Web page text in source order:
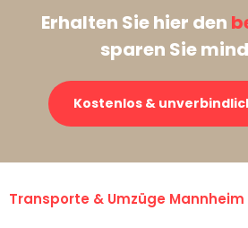
Erhalten Sie hier den
sparen Sie
Kostenlos &
Transporte & Umzüge Mannheim